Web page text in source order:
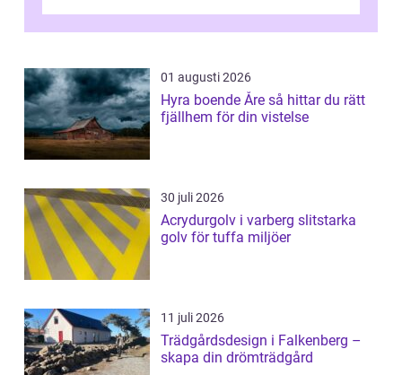
01 augusti 2026
Hyra boende Åre så hittar du rätt
fjällhem för din vistelse
30 juli 2026
Acrydurgolv i varberg slitstarka
golv för tuffa miljöer
11 juli 2026
Trädgårdsdesign i Falkenberg –
skapa din drömträdgård